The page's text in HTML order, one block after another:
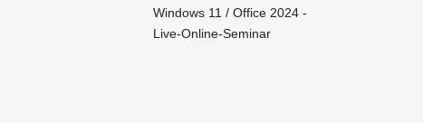
Windows 11 / Office 2024 -
Live-Online-Seminar